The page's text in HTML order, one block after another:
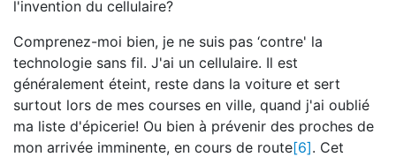
l'invention du cellulaire?
Comprenez-moi bien, je ne suis pas ‘contre' la
technologie sans fil. J'ai un cellulaire. Il est
généralement éteint, reste dans la voiture et sert
surtout lors de mes courses en ville, quand j'ai oublié
ma liste d'épicerie! Ou bien à prévenir des proches de
mon arrivée imminente, en cours de route[6]. Cet